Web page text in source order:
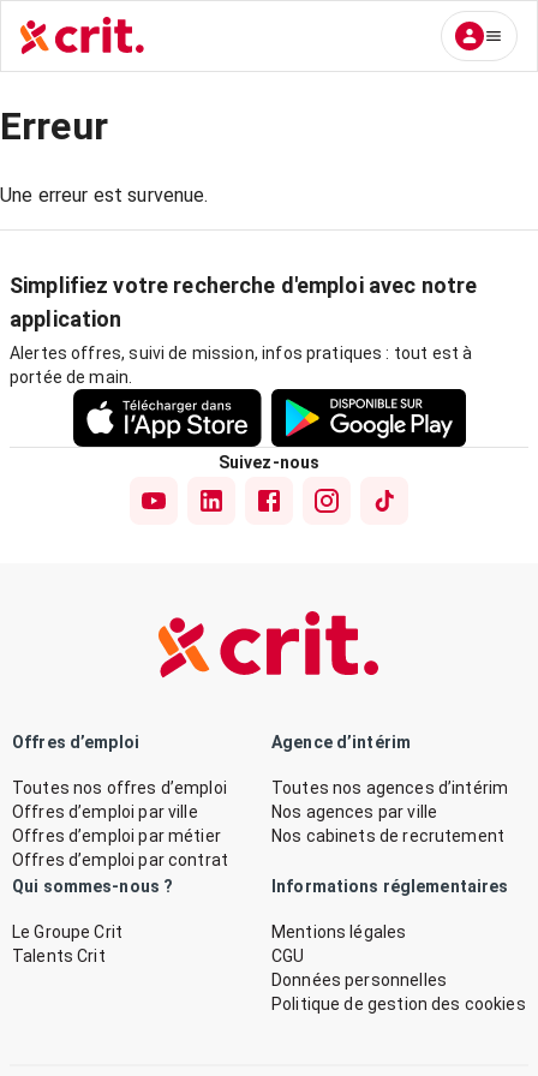
Erreur
Une erreur est survenue.
Simplifiez votre recherche d'emploi avec notre
application
Alertes offres, suivi de mission, infos pratiques : tout est à
portée de main.
Suivez-nous
Offres d’emploi
Toutes nos offres d’emploi
Offres d’emploi par ville
Offres d’emploi par métier
Offres d’emploi par contrat
Agence d’intérim
Toutes nos agences d’intérim
Nos agences par ville
Nos cabinets de recrutement
Qui sommes-nous ?
Le Groupe Crit
Talents Crit
Informations réglementaires
Mentions légales
CGU
Données personnelles
Politique de gestion des cookies